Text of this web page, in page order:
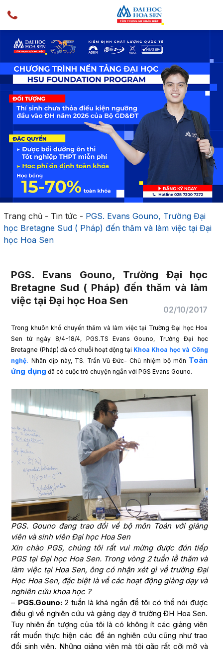
Trang chủ - Tin tức - PGS. Evans Gouno, Trường Đại
học Bretagne Sud ( Pháp) đến thăm và làm việc tại Đại
học Hoa Sen
PGS. Evans Gouno, Trường Đại học
Bretagne Sud ( Pháp) đến thăm và làm
việc tại Đại học Hoa Sen
02/10/2017
Trong khuôn khổ chuyến thăm và làm việc tại Trường Đại học Hoa
Sen từ ngày 8/4-18/4, PGS.TS Evans Gouno, Trường Đại học
Bretagne (Pháp) đã có chuỗi hoạt động tại Khoa Khoa học và Công
nghệ. Nhân dịp này, TS. Trần Vũ Đức- Chủ nhiệm bộ môn Toán
ứng dụng đã có cuộc trò chuyện ngắn với PGS Evans Gouno.
PGS. Gouno đang trao đổi về bộ môn Toán với giảng
viên và sinh viên Đại học Hoa Sen
Xin chào PGS, chúng tôi rất vui mừng được đón tiếp
PGS tại Đại học Hoa Sen. Trong vòng 2 tuần lễ thăm và
làm việc tại Hoa Sen, ông có nhận xét gì về trường Đại
Học Hoa Sen, đặc biệt là về các hoạt động giảng dạy và
nghiên cứu khoa học ?
– PGS.Gouno:2 tuần là khá ngắn để tôi có thể nói được
điều gì về nghiên cứu và giảng dạy ở trường ĐH Hoa Sen.
Tuy nhiên ấn tượng của tôi là có không ít các giảng viên
rất muốn thực hiện các đề án nghiên cứu cũng như trao
đổi sinh viên. Những giảng viên mà tôi gặp rất cởi mở và